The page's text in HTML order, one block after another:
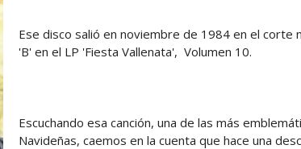
Ese disco salió en noviembre de 1984 en el corte
'B' en el LP 'Fiesta Vallenata', Volumen 10.
Escuchando esa canción, una de las más
Navideñas, caemos en la cuenta que hace una